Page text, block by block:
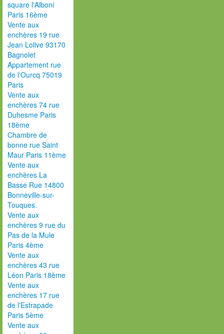
square l'Alboni
Paris 16ème
Vente aux
enchères 19 rue
Jean Lolive 93170
Bagnolet
Appartement rue
de l'Ourcq 75019
Paris
Vente aux
enchères 74 rue
Duhesme Paris
18ème
Chambre de
bonne rue Saint
Maur Paris 11ème
Vente aux
enchères La
Basse Rue 14800
Bonneville-sur-
Touques.
Vente aux
enchères 9 rue du
Pas de la Mule
Paris 4ème
Vente aux
enchères 43 rue
Léon Paris 18ème
Vente aux
enchères 17 rue
de l'Estrapade
Paris 5ème
Vente aux